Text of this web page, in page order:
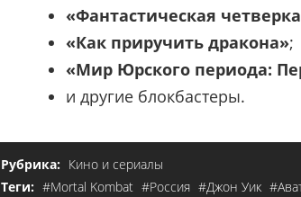
«Фантастическая
«Как приручить дракона»;
«Мир Юрского периода:
и другие блокбастеры.
Рубрика: Кино и сериалы
Теги: #Mortal Kombat #Россия #Джон Уик